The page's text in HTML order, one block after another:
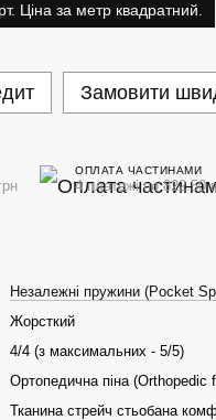
Ціна за метр квадратний.
Замовити
ОПЛАТА ЧАСТИНАМИ
4 платежі по 822.50
Незалежні пружини (Pocket
Жорсткий
4/4 (з максимальних - 5/5)
Ортопедична піна (Orthopedic
Тканина стрейч стьобана